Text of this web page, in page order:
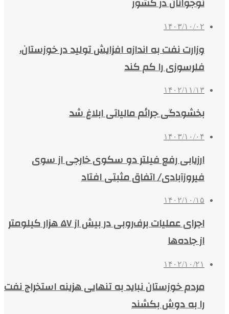
۱۴۰۳/۱۰/۰۲
وزارت نفت به اندازه افزایش تولید در خوزستان،
فلرسوزی را کم کند
۱۴۰۲/۱۱/۱۳
بخشودگی جرائم مالیاتی ابلاغ شد
۱۴۰۳/۱۰/۰۴
ارزیابی رفع فیلتر دو سکوی خارجی از سوی
فیروزآبادی/ اتفاق مثبتی افتاد
۱۴۰۲/۱۰/۱۵
اجرای عملیات برف‌روبی در بیش از ۵۷ هزار کیلومتر
از جاده‌ها
۱۴۰۲/۱۰/۲۱
مردم خوزستان نباید به تنهایی هزینه استخراج نفت
را به دوش بکشند